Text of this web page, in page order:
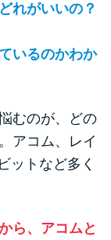
向け
れがいいの？
いるのかわか
むのが、どの
アコム、レイ
ットなど多く
ら、アコムと